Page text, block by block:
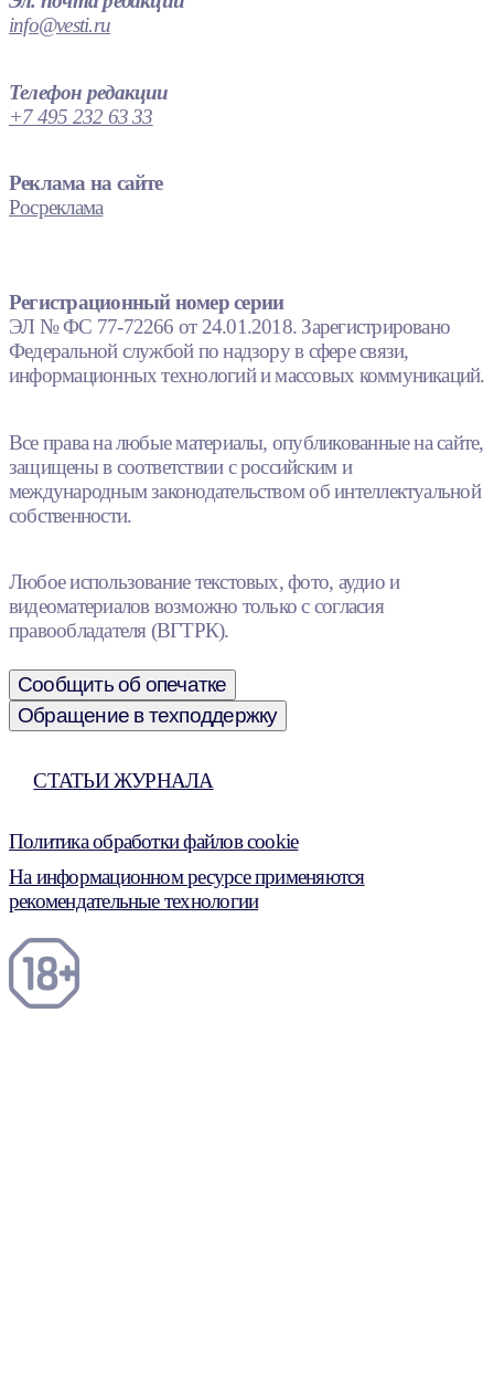
info@vesti.ru
Телефон редакции
+7 495 232 63 33
Реклама на сайте
Росреклама
Регистрационный номер серии
ЭЛ № ФС 77-72266 от 24.01.2018. Зарегистрировано
Федеральной службой по надзору в сфере связи,
информационных технологий и массовых коммуникаций.
Все права на любые материалы, опубликованные на сайте,
защищены в соответствии с российским и
международным законодательством об интеллектуальной
собственности.
Любое использование текстовых, фото, аудио и
видеоматериалов возможно только с согласия
правообладателя (ВГТРК).
Сообщить об опечатке
Обращение в техподдержку
СТАТЬИ ЖУРНАЛА
Политика обработки файлов cookie
На информационном ресурсе применяются
рекомендательные технологии